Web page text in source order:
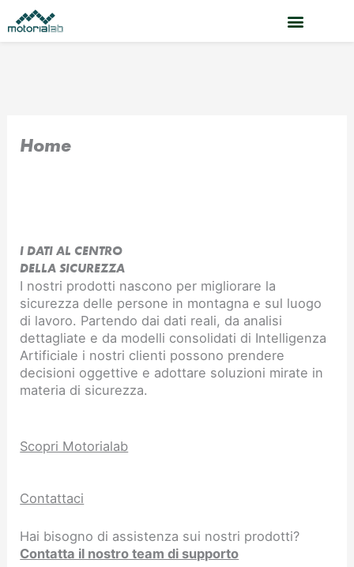
al
contenuto
Home
I DATI AL CENTRO
DELLA SICUREZZA
I nostri prodotti nascono per migliorare la
sicurezza delle persone in montagna e sul luogo
di lavoro. Partendo dai dati reali, da analisi
dettagliate e da modelli consolidati di Intelligenza
Artificiale i nostri clienti possono prendere
decisioni oggettive e adottare soluzioni mirate in
materia di sicurezza.
Scopri Motorialab
Contattaci
Hai bisogno di assistenza sui nostri prodotti?
Contatta il nostro team di supporto